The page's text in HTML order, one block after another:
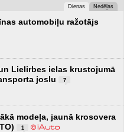
Dienas Nedēļas
automobiļu ražotājs
Lielirbes ielas krustojumā
joslu
7
modeļa, jaunā krosovera
1